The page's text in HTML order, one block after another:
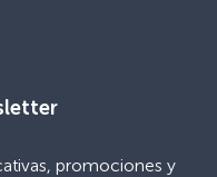
promociones y